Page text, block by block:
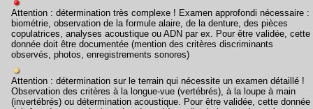
Attention : détermination très complexe ! Examen approfondi nécessaire :
biométrie, observation de la formule alaire, de la denture, des pièces
copulatrices, analyses acoustique ou ADN par ex. Pour être validée, cette
donnée doit être documentée (mention des critères discriminants
observés, photos, enregistrements sonores)
Attention : détermination sur le terrain qui nécessite un examen détaillé !
Observation des critères à la longue-vue (vertébrés), à la loupe à main
(invertébrés) ou détermination acoustique. Pour être validée, cette donnée